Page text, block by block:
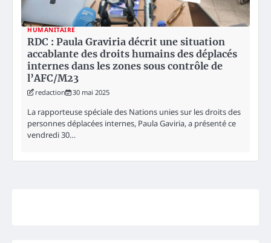
HUMANITAIRE
RDC : Paula Graviria décrit une situation
accablante des droits humains des déplacés
internes dans les zones sous contrôle de
l’AFC/M23
redaction 30 mai 2025
La rapporteuse spéciale des Nations unies sur les droits des
personnes déplacées internes, Paula Gaviria, a présenté ce
vendredi 30…